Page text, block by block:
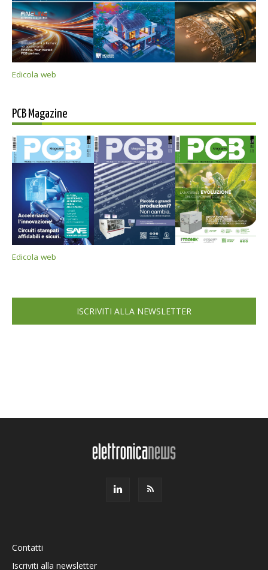
Edicola web
PCB Magazine
Edicola web
ISCRIVITI ALLA NEWSLETTER
Contatti
Iscriviti alla newsletter